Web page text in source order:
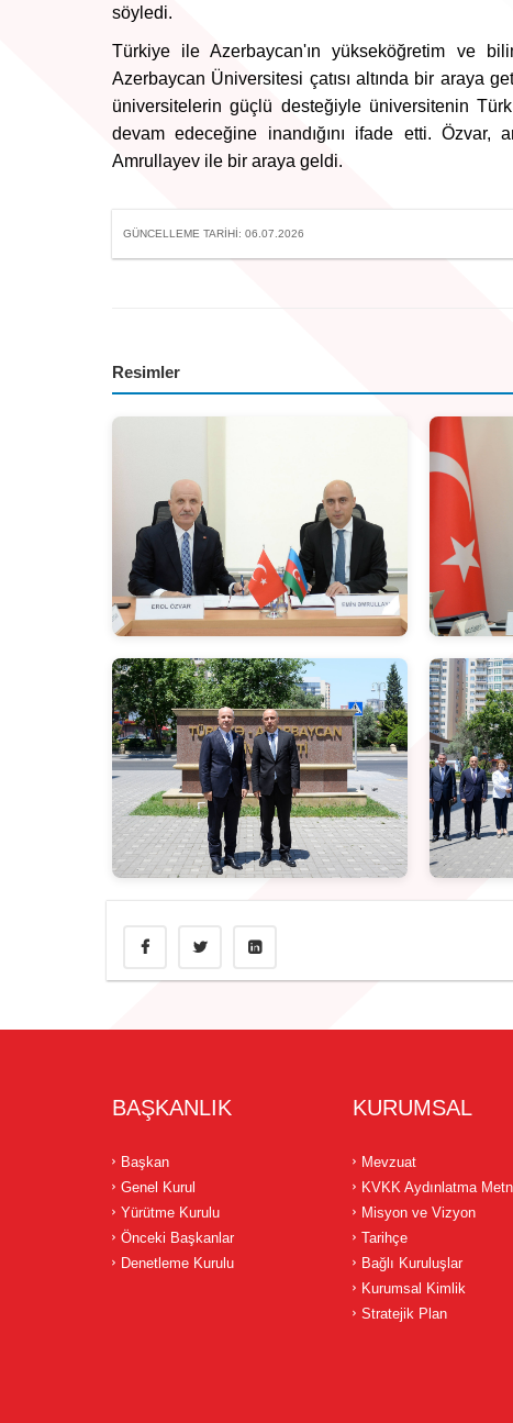
söyledi.
Türkiye ile Azerbaycan'ın yükseköğretim ve
Azerbaycan Üniversitesi çatısı altında bir araya
üniversitelerin güçlü desteğiyle üniversitenin
devam edeceğine inandığını ifade etti. Özvar,
Amrullayev ile bir araya geldi.
GÜNCELLEME TARIHI: 06.07.2026
Resimler
BAŞKANLIK
Başkan
Genel Kurul
Yürütme Kurulu
Önceki Başkanlar
Denetleme Kurulu
KURUMSAL
Mevzuat
KVKK Aydınlatma
Misyon ve Vizyon
Tarihçe
Bağlı Kuruluşlar
Kurumsal Kimlik
Stratejik Plan